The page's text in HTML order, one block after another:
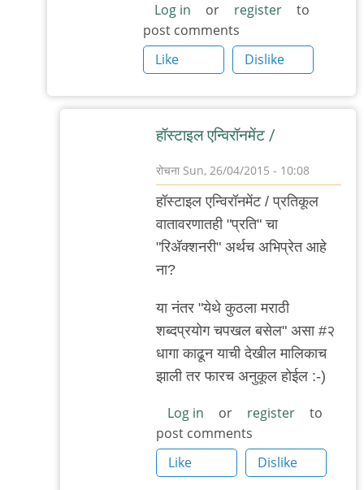
by
रोचना
Log in or register
to
post comments
Like
Dislike
हॉस्टाइल एन्विरॉनमेंट /
रोचना Sun, 26/04/2015 - 10:08
In
to
नंदन
हॉस्टाइल एन्विरॉनमेंट / प्रतिकूल
वातावरणातही "प्रति" चा
"रिअ‍ॅक्शनरी" अर्थच अभिप्रेत आहे
ना?
या नंतर "येथे कुठला मराठी
शब्दप्रयोग चपखल बसेल" असा #२
धागा काढून याची देखील मालिकाच
झाली तर फारच अनुकूल होईल :-)
Log in or register
to
post comments
Like
Dislike